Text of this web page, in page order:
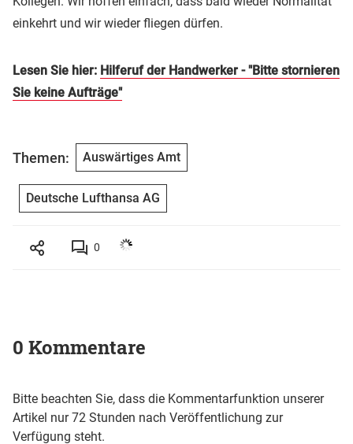
einkehrt und wir wieder fliegen dürfen.
Lesen Sie hier: Hilferuf der Handwerker - "Bitte stornieren
Sie keine Aufträge"
Themen: Auswärtiges Amt
Deutsche Lufthansa AG
0
0 Kommentare
Bitte beachten Sie, dass die Kommentarfunktion unserer
Artikel nur 72 Stunden nach Veröffentlichung zur
Verfügung steht.